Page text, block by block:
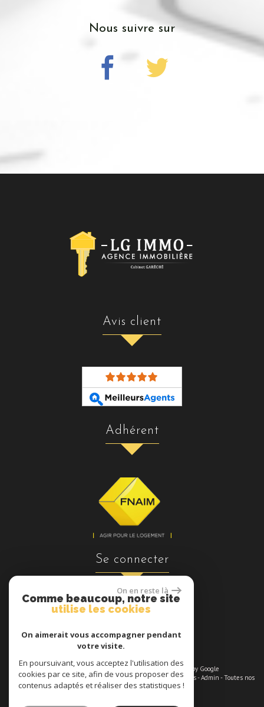
nous suivre sur
avis client
adhérent
se connecter
© 2026 | Tous droits réservés | Traduction powered by Google
Plan du site- Mentions légales- Nos honoraires maximums-Liens-Admin -Toutes nos
annonces-Politique RGPD
On en reste là
Comme beaucoup, notre site
utilise les cookies
On aimerait vous accompagner pendant
votre visite.
En poursuivant, vous acceptez l'utilisation des
cookies par ce site, afin de vous proposer des
contenus adaptés et réaliser des statistiques !